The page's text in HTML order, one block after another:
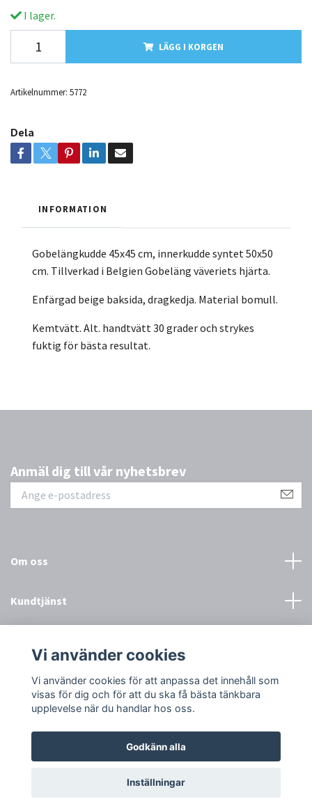
I lager.
LÄGG I KORGEN
Artikelnummer: 5772
Dela
INFORMATION
Gobelängkudde 45x45 cm, innerkudde syntet 50x50
cm. Tillverkad i Belgien Gobeläng väveriets hjärta.
Enfärgad beige baksida, dragkedja. Material bomull.
Kemtvätt. Alt. handtvätt 30 grader och strykes
fuktig för bästa resultat.
Anmäl dig till vår nyhetsbrev
Om oss
Kundtjänst
Sociala medier
© 2026 Town & Country
Vi använder cookies
Vi använder cookies för att anpassa det innehåll som
visas för dig och för att du ska få bästa tänkbara
upplevelse när du handlar hos oss.
Godkänn alla
Inställningar